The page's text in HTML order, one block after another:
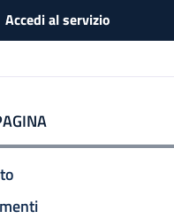
Accedi al servizio